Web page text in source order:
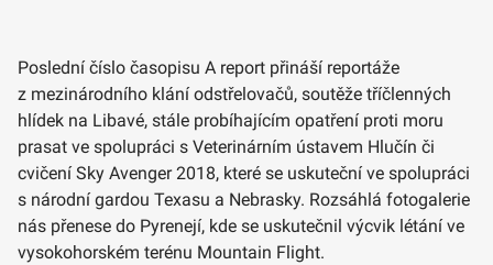
Poslední číslo časopisu A report přináší reportáže
z mezinárodního klání odstřelovačů, soutěže tříčlenných
hlídek na Libavé, stále probíhajícím opatření proti moru
prasat ve spolupráci s Veterinárním ústavem Hlučín či
cvičení Sky Avenger 2018, které se uskuteční ve spolupráci
s národní gardou Texasu a Nebrasky. Rozsáhlá fotogalerie
nás přenese do Pyrenejí, kde se uskutečnil výcvik létání ve
vysokohorském terénu Mountain Flight.